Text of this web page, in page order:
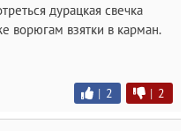
дурацкая свечка
ворюгам взятки в карман.
| 2 | 2